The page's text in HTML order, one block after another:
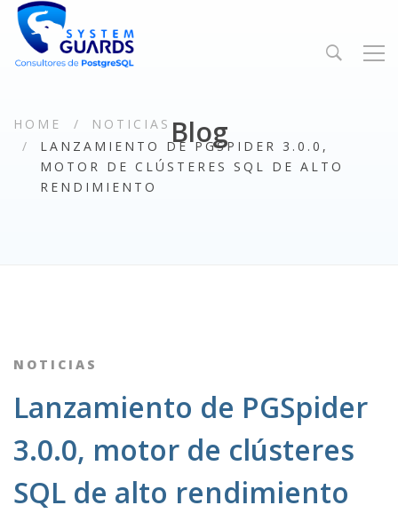
Blog
HOME
NOTICIAS
LANZAMIENTO DE PGSPIDER 3.0.0,
MOTOR DE CLÚSTERES SQL DE ALTO
RENDIMIENTO
NOTICIAS
Lanzamiento de PGSpider
3.0.0, motor de clústeres
SQL de alto rendimiento